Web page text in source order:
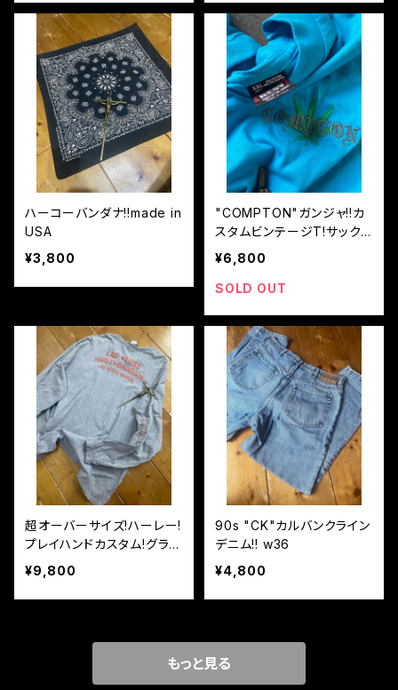
ハーコーバンダナ!!made in
USA
¥3,800
"COMPTON"ガンジャ!!カ
スタムビンテージT!サック
スブルー!USA!XXL
¥6,800
SOLD OUT
超オーバーサイズ!ハーレー!
プレイハンドカスタム!グラン
ジ袖プリロンT!!
¥9,800
90s "CK"カルバンクライン
デニム!! w36
¥4,800
もっと見る